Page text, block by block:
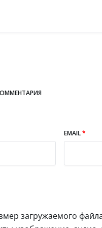
EMAIL*
загружаемого